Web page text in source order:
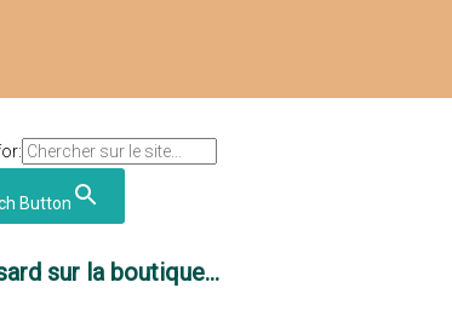
Button
sur la boutique...